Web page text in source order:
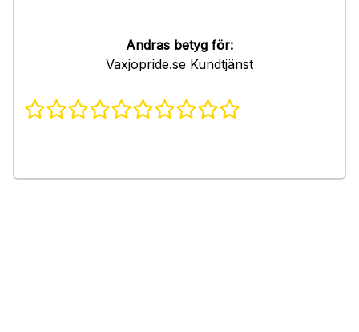
Andras betyg för:
Vaxjopride.se Kundtjänst